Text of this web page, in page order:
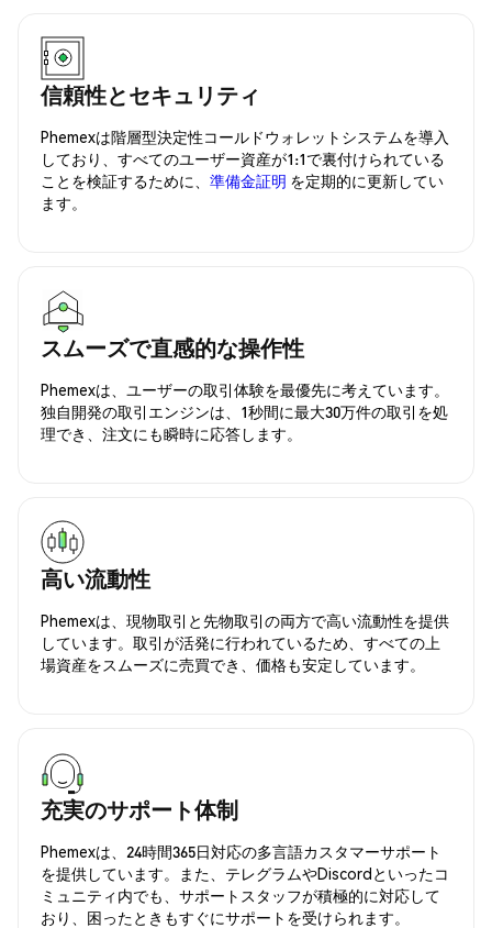
信頼性とセキュリティ
Phemexは階層型決定性コールドウォレットシステムを導入
しており、すべてのユーザー資産が1:1で裏付けられている
ことを検証するために、 準備金証明 を定期的に更新してい
ます。
スムーズで直感的な操作性
Phemexは、ユーザーの取引体験を最優先に考えています。
独自開発の取引エンジンは、1秒間に最大30万件の取引を処
理でき、注文にも瞬時に応答します。
高い流動性
Phemexは、現物取引と先物取引の両方で高い流動性を提供
しています。取引が活発に行われているため、すべての上
場資産をスムーズに売買でき、価格も安定しています。
充実のサポート体制
Phemexは、24時間365日対応の多言語カスタマーサポート
を提供しています。また、テレグラムやDiscordといったコ
ミュニティ内でも、サポートスタッフが積極的に対応して
おり、困ったときもすぐにサポートを受けられます。